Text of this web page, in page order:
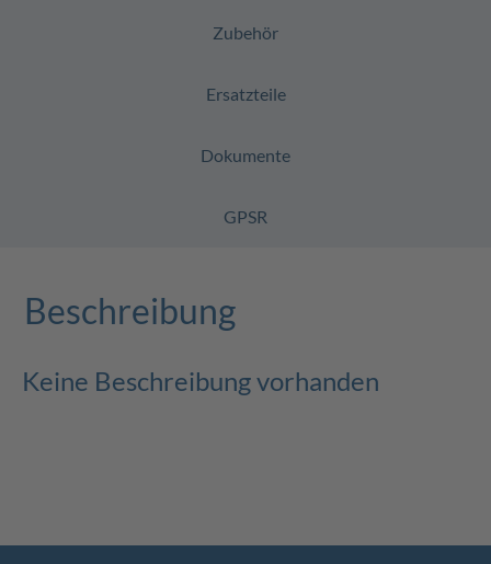
Zubehör
Ersatzteile
Dokumente
GPSR
Beschreibung
Keine Beschreibung vorhanden